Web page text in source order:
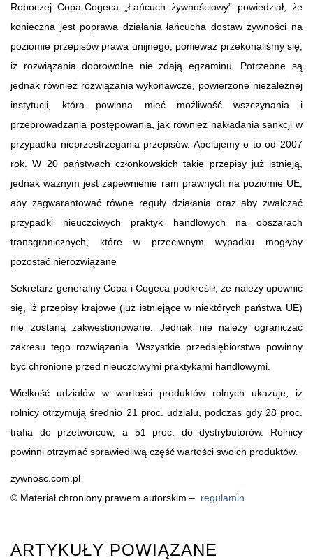
Roboczej Copa-Cogeca „Łańcuch żywnościowy” powiedział, że
konieczna jest poprawa działania łańcucha dostaw żywności na
poziomie przepisów prawa unijnego, ponieważ przekonaliśmy się,
iż rozwiązania dobrowolne nie zdają egzaminu. Potrzebne są
jednak również rozwiązania wykonawcze, powierzone niezależnej
instytucji, która powinna mieć możliwość wszczynania i
przeprowadzania postępowania, jak również nakładania sankcji w
przypadku nieprzestrzegania przepisów. Apelujemy o to od 2007
rok. W 20 państwach członkowskich takie przepisy już istnieją,
jednak ważnym jest zapewnienie ram prawnych na poziomie UE,
aby zagwarantować równe reguły działania oraz aby zwalczać
przypadki nieuczciwych praktyk handlowych na obszarach
transgranicznych, które w przeciwnym wypadku mogłyby
pozostać nierozwiązane
Sekretarz generalny Copa i Cogeca podkreślił, że należy upewnić
się, iż przepisy krajowe (już istniejące w niektórych państwa UE)
nie zostaną zakwestionowane. Jednak nie należy ograniczać
zakresu tego rozwiązania. Wszystkie przedsiębiorstwa powinny
być chronione przed nieuczciwymi praktykami handlowymi.
Wielkość udziałów w wartości produktów rolnych ukazuje, iż
rolnicy otrzymują średnio 21 proc. udziału, podczas gdy 28 proc.
trafia do przetwórców, a 51 proc. do dystrybutorów. Rolnicy
powinni otrzymać sprawiedliwą część wartości swoich produktów.
zywnosc.com.pl
© Materiał chroniony prawem autorskim – regulamin
ARTYKUŁY POWIĄZANE